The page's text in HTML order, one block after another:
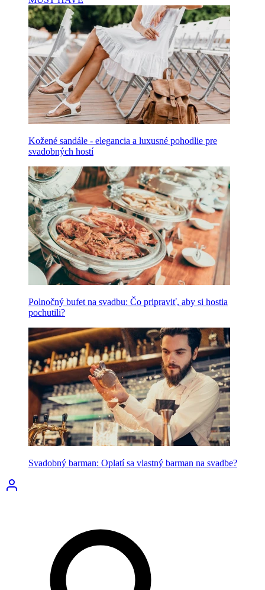
Kožené sandále - elegancia a luxusné pohodlie pre
svadobných hostí
Polnočný bufet na svadbu: Čo pripraviť, aby si hostia
pochutili?
Svadobný barman: Oplatí sa vlastný barman na svadbe?